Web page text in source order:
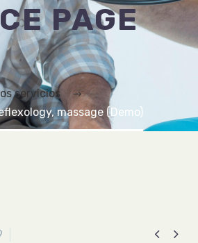
PAGE
servicios
massage (Demo)
 